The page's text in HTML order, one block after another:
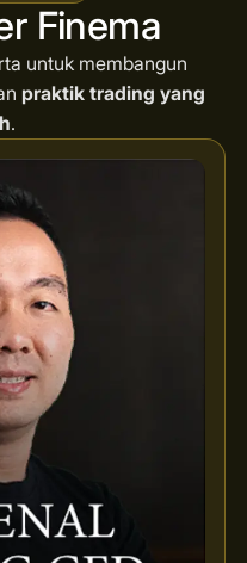
Finema
untuk membangun
praktik trading yang
.